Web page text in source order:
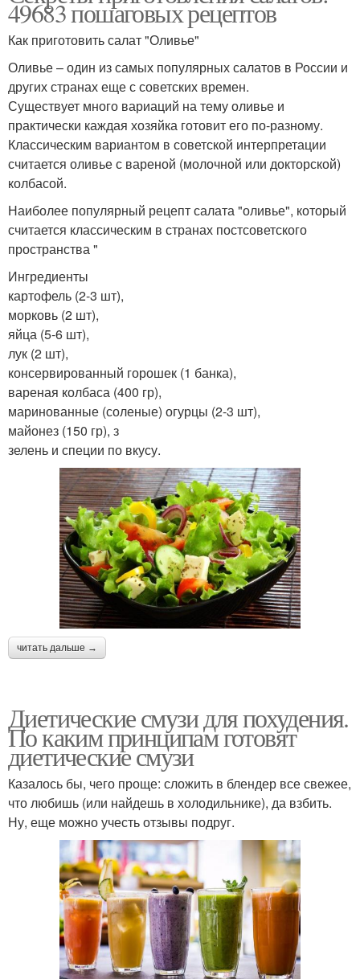
49683 пошаговых рецептов
Как приготовить салат "Оливье"
Оливье – один из самых популярных салатов в России и
других странах еще с советских времен.
Существует много вариаций на тему оливье и
практически каждая хозяйка готовит его по-разному.
Классическим вариантом в советской интерпретации
считается оливье с вареной (молочной или докторской)
колбасой.
Наиболее популярный рецепт салата "оливье", который
считается классическим в странах постсоветского
пространства "
Ингредиенты
картофель (2-3 шт),
морковь (2 шт),
яйца (5-6 шт),
лук (2 шт),
консервированный горошек (1 банка),
вареная колбаса (400 гр),
маринованные (соленые) огурцы (2-3 шт),
майонез (150 гр), з
зелень и специи по вкусу.
читать дальше →
Диетические смузи для похудения.
По каким принципам готовят
диетические смузи
Казалось бы, чего проще: сложить в блендер все свежее,
что любишь (или найдешь в холодильнике), да взбить.
Ну, еще можно учесть отзывы подруг.